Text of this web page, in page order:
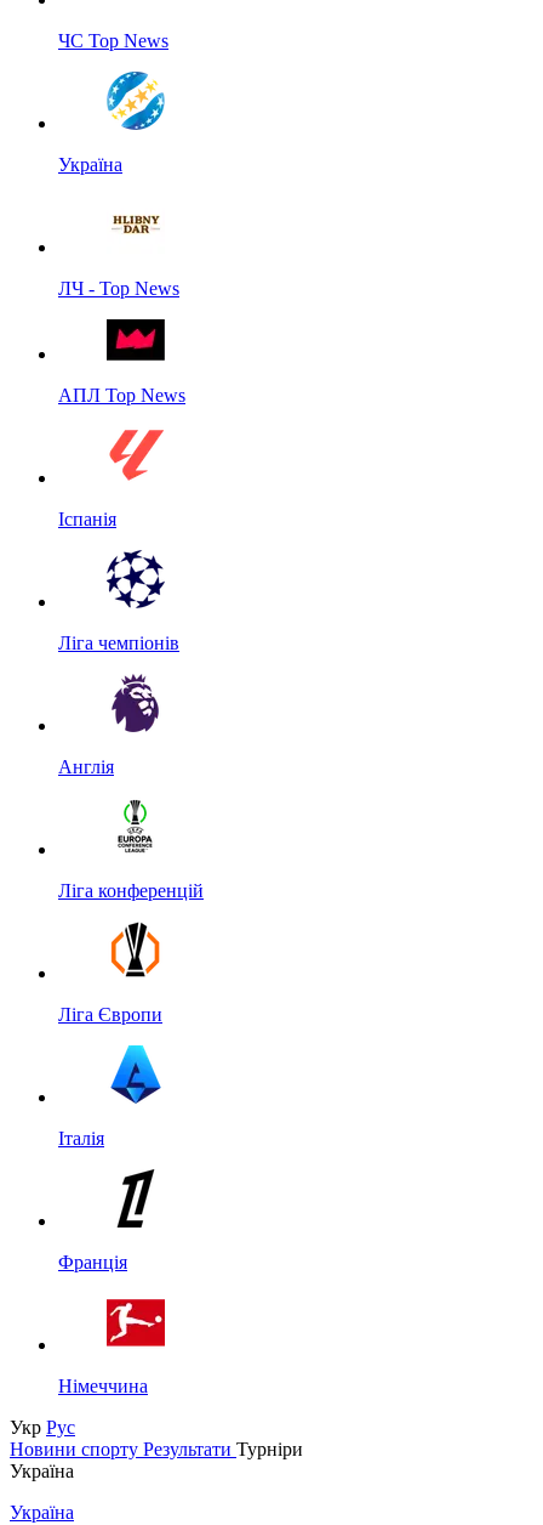
ЧС Top News
Україна
ЛЧ - Top News
АПЛ Top News
Іспанія
Ліга чемпіонів
Англія
Ліга конференцій
Ліга Європи
Італія
Франція
Німеччина
Укр Рус
Новини спорту Результати Турніри
Україна
Україна